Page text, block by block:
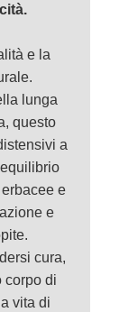
e la
lunga
questo
a
e
e
cura,
corpo di
vita di